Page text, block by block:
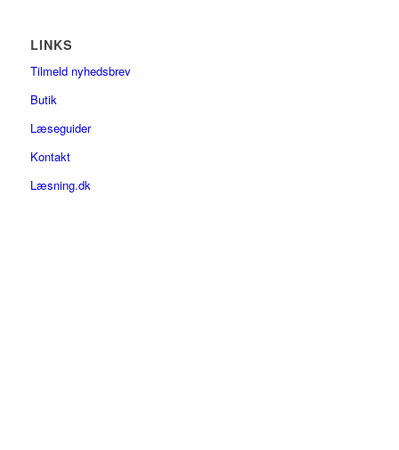
LINKS
Tilmeld nyhedsbrev
Butik
Læseguider
Kontakt
Læsning.dk